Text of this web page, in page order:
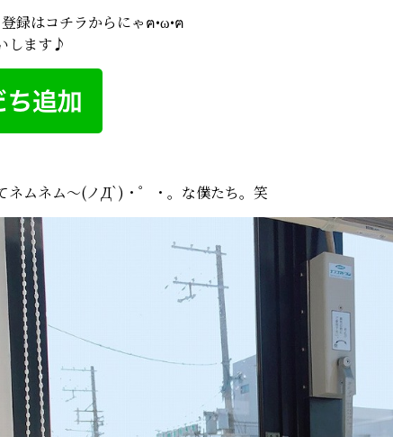
録はコチラからにゃฅ•ω•ฅ
します♪
ネムネム～(ノД`)・゜・。な僕たち。笑